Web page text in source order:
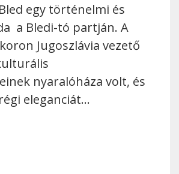
egy történelmi és
a Bledi-tó partján. A
Jugoszlávia vezető
nyaralóháza volt, és
eleganciát…